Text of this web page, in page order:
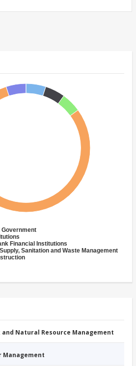
Government
Financial Institutions
Sanitation and Waste Management
and Natural Resource Management
Management